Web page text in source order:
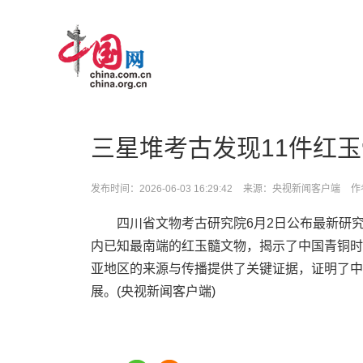
三星堆考古发现11件红
发布时间：2026-06-03 16:29:42 来源：央视新闻客户端
四川省文物考古研究院6月2日公布最新研
内已知最南端的红玉髓文物，揭示了中国青铜
亚地区的来源与传播提供了关键证据，证明了
展。(央视新闻客户端)